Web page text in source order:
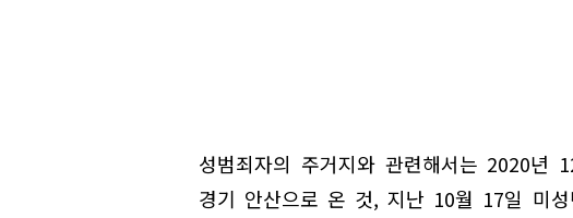
성범죄자의 주거지와 관련해서는 2020년
경기 안산으로 온 것, 지난 10월 17일 미